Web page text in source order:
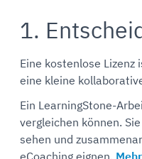
1.
Eine kostenlose
eine kleine
Ein LearningStone-
vergleichen können.
sehen und
eCoaching eignen.